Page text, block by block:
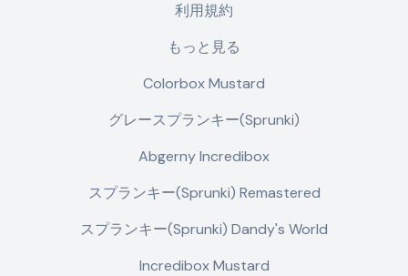
利用規約
もっと見る
Colorbox Mustard
グレースプランキー(Sprunki)
Abgerny Incredibox
スプランキー(Sprunki) Remastered
スプランキー(Sprunki) Dandy's World
Incredibox Mustard